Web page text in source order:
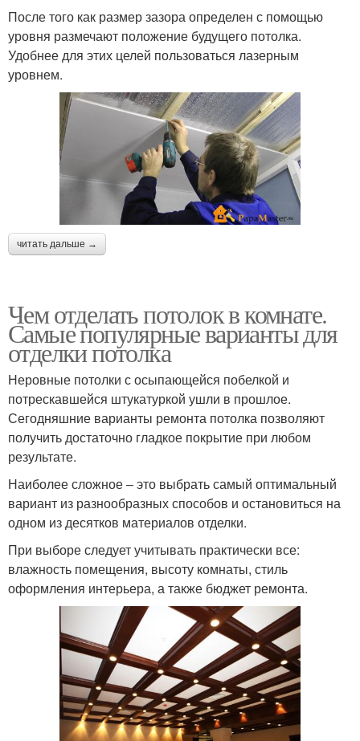
После того как размер зазора определен с помощью
уровня размечают положение будущего потолка.
Удобнее для этих целей пользоваться лазерным
уровнем.
читать дальше →
Чем отделать потолок в комнате.
Самые популярные варианты для
отделки потолка
Неровные потолки с осыпающейся побелкой и
потрескавшейся штукатуркой ушли в прошлое.
Сегодняшние варианты ремонта потолка позволяют
получить достаточно гладкое покрытие при любом
результате.
Наиболее сложное – это выбрать самый оптимальный
вариант из разнообразных способов и остановиться на
одном из десятков материалов отделки.
При выборе следует учитывать практически все:
влажность помещения, высоту комнаты, стиль
оформления интерьера, а также бюджет ремонта.